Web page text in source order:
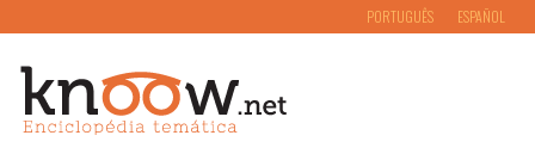
PORTUGUÊS ESPAÑOL